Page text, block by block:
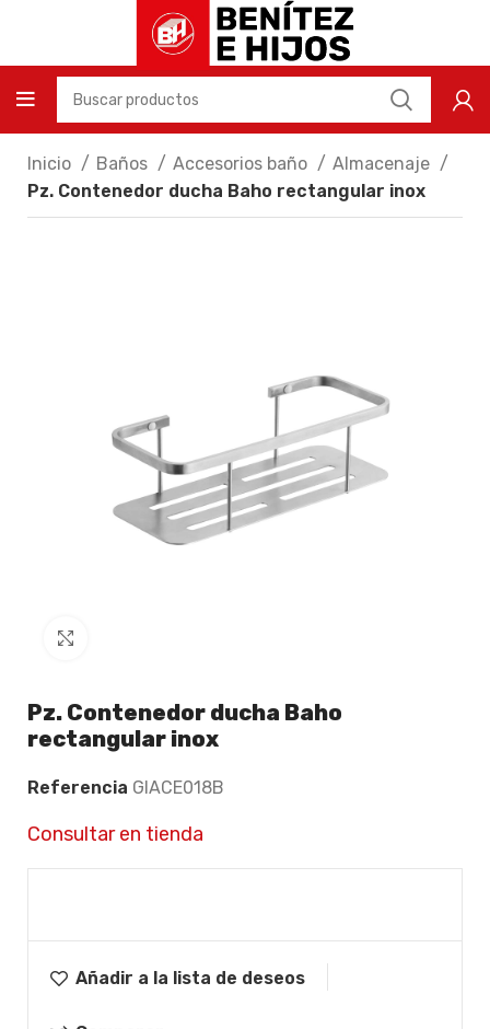
Inicio Baños Accesorios baño
Almacenaje
Pz. Contenedor ducha Baho rectangular inox
Pz. Contenedor ducha Baho
rectangular inox
Referencia GIACE018B
Consultar en tienda
Añadir a la lista de deseos